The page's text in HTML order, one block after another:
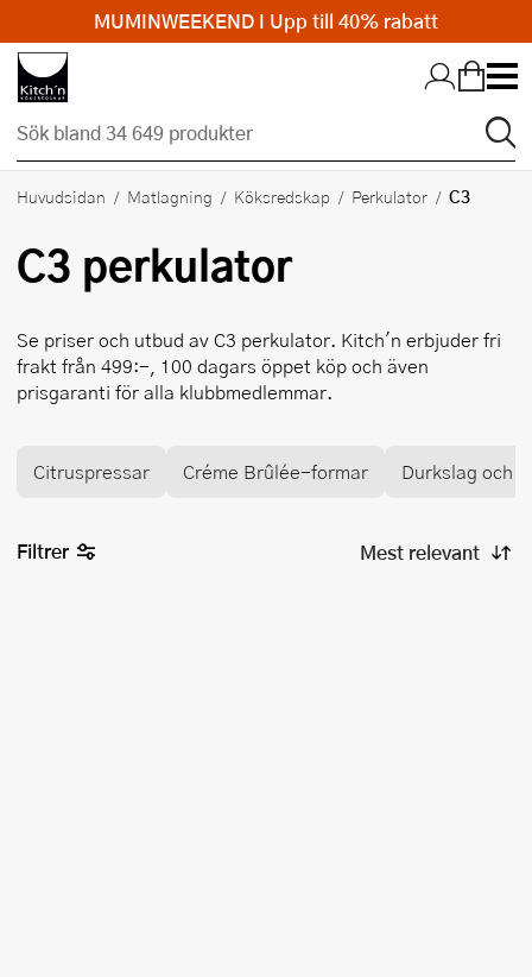
Hopp till huvudinnehållet
Huvudsidan Matlagning Köksredskap Perkulator C3
C3 perkulator
Se priser och utbud avC3 perkulator. Kitch'n erbjuder fri
frakt från 499:-, 100 dagars öppet köp och även
prisgaranti för alla klubbmedlemmar.
Citruspressar Créme Brûlée-formar Durkslag och
Filtrer
MUMINWEEKEND I Upp till 40% rabatt